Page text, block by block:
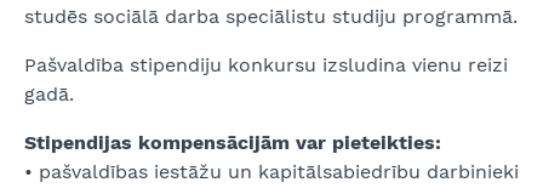
studēs sociālā darba speciālistu studiju programmā.
Pašvaldība stipendiju konkursu izsludina vienu reizi
gadā.
Stipendijas kompensācijām var pieteikties:
• pašvaldības iestāžu un kapitālsabiedrību darbinieki